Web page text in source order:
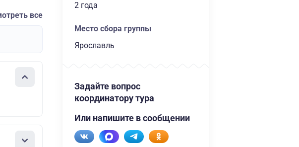
все
2 года
Место сбора группы
Ярославль
Задайте вопрос
координатору тура
Или напишите в сообщении